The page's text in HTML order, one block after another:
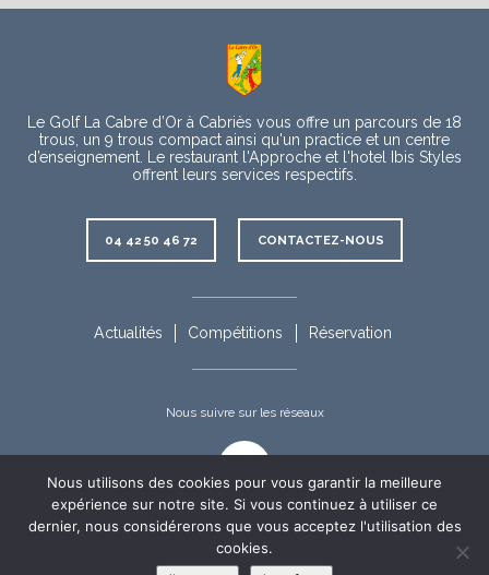
Le Golf La Cabre d’Or à Cabriès vous offre un parcours de 18
trous, un 9 trous compact ainsi qu'un practice et un centre
d’enseignement. Le restaurant l'Approche et l'hotel Ibis Styles
offrent leurs services respectifs.
Contact
04 42 50 46 72 CONTACTEZ-NOUS
complémentaires
Actualités Compétitions Réservation
Nous suivre sur les réseaux
Facebook
appeler
Nous utilisons des cookies pour vous garantir la meilleure
expérience sur notre site. Si vous continuez à utiliser ce
dernier, nous considérerons que vous acceptez l'utilisation des
cookies.